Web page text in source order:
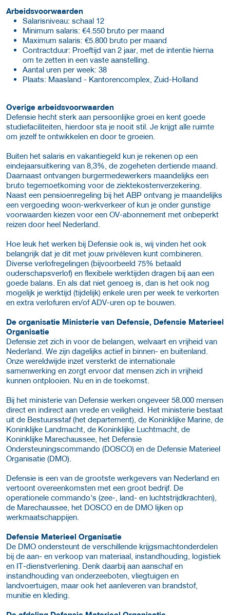
Arbeidsvoorwaarden
Salarisniveau: schaal 12
Minimum salaris: €4.550 bruto per maand
Maximum salaris: €5.800 bruto per maand
Contractduur: Proeftijd van 2 jaar, met de intentie hierna
om te zetten in een vaste aanstelling.
Aantal uren per week: 38
Plaats: Maasland - Kantorencomplex, Zuid-Holland
Overige arbeidsvoorwaarden
Defensie hecht sterk aan persoonlijke groei en kent goede
studiefaciliteiten, hierdoor sta je nooit stil. Je krijgt alle ruimte
om jezelf te ontwikkelen en door te groeien.
Buiten het salaris en vakantiegeld kun je rekenen op een
eindejaarsuitkering van 8,3%, de zogeheten dertiende maand.
Daarnaast ontvangen burgermedewerkers maandelijks een
bruto tegemoetkoming voor de ziektekostenverzekering.
Naast een pensioenregeling bij het ABP ontvang je maandelijks
een vergoeding woon-werkverkeer of kun je onder gunstige
voorwaarden kiezen voor een OV-abonnement met onbeperkt
reizen door heel Nederland.
Hoe leuk het werken bij Defensie ook is, wij vinden het ook
belangrijk dat je dit met jouw privéleven kunt combineren.
Diverse verlofregelingen (bijvoorbeeld 75% betaald
ouderschapsverlof) en flexibele werktijden dragen bij aan een
goede balans. En als dat niet genoeg is, dan is het ook nog
mogelijk je werktijd (tijdelijk) enkele uren per week te verkorten
en extra verlofuren en/of ADV-uren op te bouwen.
De organisatie Ministerie van Defensie, Defensie Materieel
Organisatie
Defensie zet zich in voor de belangen, welvaart en vrijheid van
Nederland. We zijn dagelijks actief in binnen- en buitenland.
Onze wereldwijde inzet versterkt de internationale
samenwerking en zorgt ervoor dat mensen zich in vrijheid
kunnen ontplooien. Nu en in de toekomst.
Bij het ministerie van Defensie werken ongeveer 58.000 mensen
direct en indirect aan vrede en veiligheid. Het ministerie bestaat
uit de Bestuursstaf (het departement), de Koninklijke Marine, de
Koninklijke Landmacht, de Koninklijke Luchtmacht, de
Koninklijke Marechaussee, het Defensie
Ondersteuningscommando (DOSCO) en de Defensie Materieel
Organisatie (DMO).
Defensie is een van de grootste werkgevers van Nederland en
vertoont overeenkomsten met een groot bedrijf. De
operationele commando's (zee-, land- en luchtstrijdkrachten),
de Marechaussee, het DOSCO en de DMO lijken op
werkmaatschappijen.
Defensie Materieel Organisatie
De DMO ondersteunt de verschillende krijgsmachtonderdelen
bij de aan- en verkoop van materiaal, instandhouding, logistiek
en IT-dienstverlening. Denk daarbij aan aanschaf en
instandhouding van onderzeeboten, vliegtuigen en
landvoertuigen, maar ook het aanleveren van brandstof,
munitie en kleding.